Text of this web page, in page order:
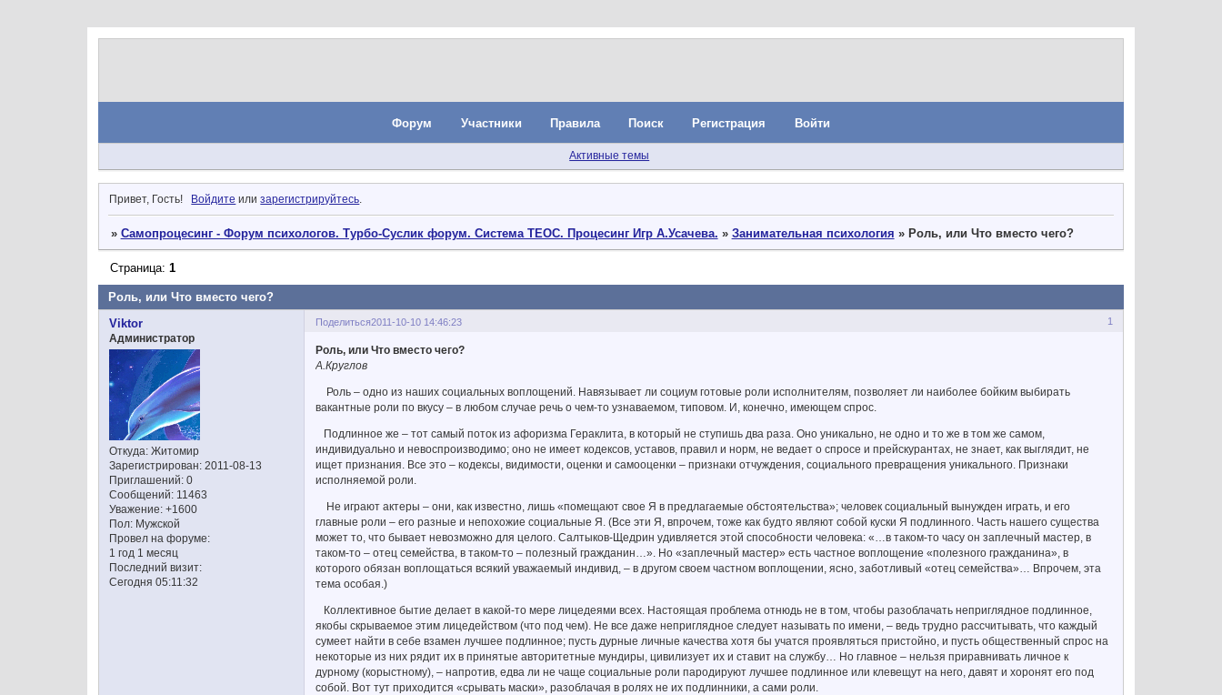
Форум Участники Правила Поиск Регистрация Войти
Активные темы
Привет, Гость! Войдите илизарегистрируйтесь
» Самопроцесинг - Форум психологов. Турбо-Суслик форум. Система ТЕОС. Процесинг Игр А.Усачева. » Занимательная психология » Роль, или Что вместо чего?
Роль, или Что вместо чего?
Страница: 1
Поделиться 1
2011-10-10 14:46:23
Viktor
Администратор
Откуда: Житомир
Зарегистрирован: 2011-08-13
Приглашений: 0
Сообщений: 11463
Уважение: +1600
Пол: Мужской
Провел на форуме:
1 год 1 месяц
Последний визит:
Сегодня 05:11:32
Роль, или Что вместо чего?
А.Круглов
Роль – одно из наших социальных воплощений. Навязывает ли социум готовые роли исполнителям, позволяет ли наиболее бойким выбирать
вакантные роли по вкусу – в любом случае речь о чем-то узнаваемом, типовом. И, конечно, имеющем спрос.
Подлинное же – тот самый поток из афоризма Гераклита, в который не ступишь два раза. Оно уникально, не одно и то же в том же самом,
индивидуально и невоспроизводимо; оно не имеет кодексов, уставов, правил и норм, не ведает о спросе и прейскурантах, не знает, как выглядит, не
ищет признания. Все это – кодексы, видимости, оценки и самооценки – признаки отчуждения, социального превращения уникального. Признаки
исполняемой роли.
Не играют актеры – они, как известно, лишь «помещают свое Я в предлагаемые обстоятельства»; человек социальный вынужден играть, и его
главные роли – его разные и непохожие социальные Я. (Все эти Я, впрочем, тоже как будто являют собой куски Я подлинного. Часть нашего существа
может то, что бывает невозможно для целого. Салтыков-Щедрин удивляется этой способности человека: «…в таком-то часу он заплечный мастер, в
таком-то – отец семейства, в таком-то – полезный гражданин…». Но «заплечный мастер» есть частное воплощение «полезного гражданина», в
которого обязан воплощаться всякий уважаемый индивид, – в другом своем частном воплощении, ясно, заботливый «отец семейства»… Впрочем, эта
тема особая.)
Коллективное бытие делает в какой-то мере лицедеями всех. Настоящая проблема отнюдь не в том, чтобы разоблачать неприглядное подлинное,
якобы скрываемое этим лицедейством (что под чем). Не все даже неприглядное следует называть по имени, – ведь трудно рассчитывать, что каждый
сумеет найти в себе взамен лучшее подлинное; пусть дурные личные качества хотя бы учатся проявляться пристойно, и пусть общественный спрос на
некоторые из них рядит их в принятые авторитетные мундиры, цивилизует их и ставит на службу… Но главное – нельзя приравнивать личное к
дурному (корыстному), – напротив, едва ли не чаще социальные роли пародируют лучшее подлинное или клевещут на него, давят и хоронят его под
собой. Вот тут приходится «срывать маски», разоблачая в ролях не их подлинники, а сами роли.